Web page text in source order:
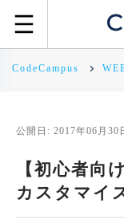
CodeCampus
公開日: 2017年06月30
【初心者向
カスタマイ